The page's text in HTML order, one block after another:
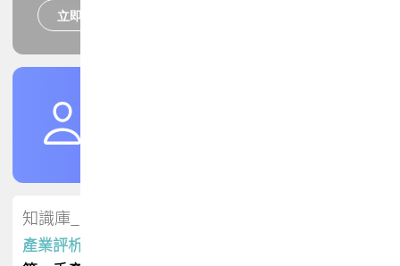
立即報名
知識庫_會員專屬
產業評析報告